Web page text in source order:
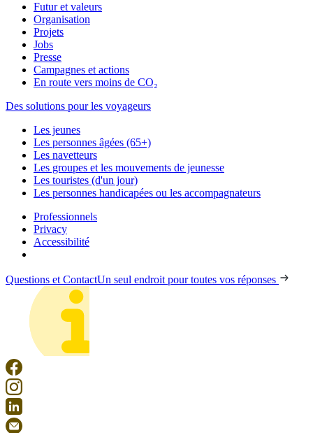
Futur et valeurs
Organisation
Projets
Jobs
Presse
Campagnes et actions
En route vers moins de CO₂
Des solutions pour les voyageurs
Les jeunes
Les personnes âgées (65+)
Les navetteurs
Les groupes et les mouvements de jeunesse
Les touristes (d'un jour)
Les personnes handicapées ou les accompagnateurs
Professionnels
Privacy
Accessibilité
Questions et ContactUn seul endroit pour toutes vos réponses